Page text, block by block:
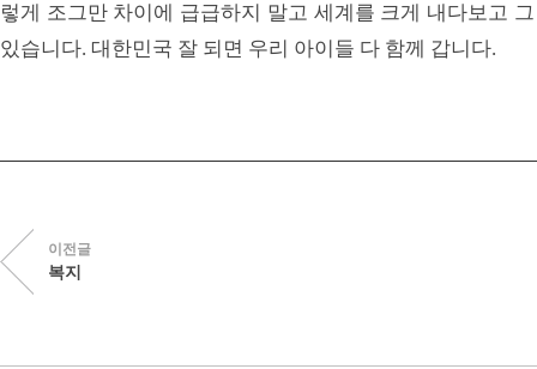
렇게 조그만 차이에 급급하지 말고 세계를 크게 내다보고
있습니다. 대한민국 잘 되면 우리 아이들 다 함께 갑니다.
이전글
복지